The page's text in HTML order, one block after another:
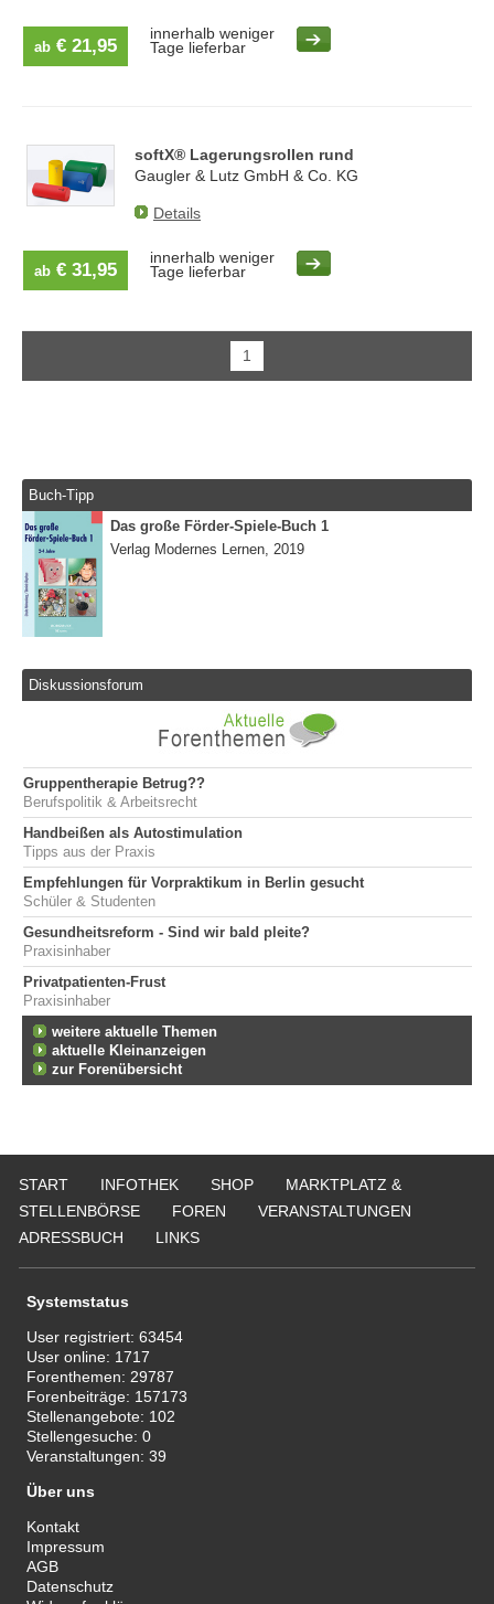
ab € 21,95
innerhalb weniger
Tage lieferbar
softX® Lagerungsrollen rund
Gaugler & Lutz GmbH & Co. KG
Details
ab € 31,95
innerhalb weniger
Tage lieferbar
1
Buch-Tipp
Das große Förder-Spiele-Buch 1
Verlag Modernes Lernen, 2019
Diskussionsforum
Gruppentherapie Betrug??
Berufspolitik & Arbeitsrecht
Handbeißen als Autostimulation
Tipps aus der Praxis
Empfehlungen für Vorpraktikum in Berlin gesucht
Schüler & Studenten
Gesundheitsreform - Sind wir bald pleite?
Praxisinhaber
Privatpatienten-Frust
Praxisinhaber
weitere aktuelle Themen
aktuelle Kleinanzeigen
zur Forenübersicht
START INFOTHEK SHOP
MARKTPLATZ &
STELLENBÖRSE
FOREN
VERANSTALTUNGEN
ADRESSBUCH
LINKS
Systemstatus
User registriert:63454
User online: 1717
Forenthemen: 29787
Forenbeiträge: 157173
Stellenangebote: 102
Stellengesuche:0
Veranstaltungen:39
Über uns
Kontakt
Impressum
AGB
Datenschutz